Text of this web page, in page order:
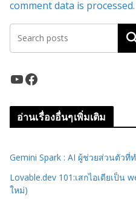
comment data is processed.
ค้น
YouTube Facebook
อ่านเรื่องอื่นๆเพิ่มเติม
Gemini Spark : AI ผู้ช่วยส่วนตั
Lovable.dev 101:เสกไอเดียเป็น
ใหม่)